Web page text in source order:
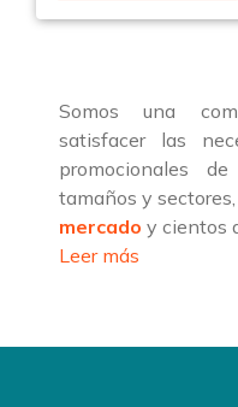
Somos una
satisfacer las
promocionales
tamaños y sectores,
mercado y cientos
Leer más